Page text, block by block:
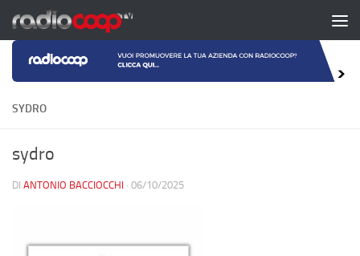
Salta al contenuto
SYDRO
sydro
DI ANTONIO BACCIOCCHI · 06/10/2025